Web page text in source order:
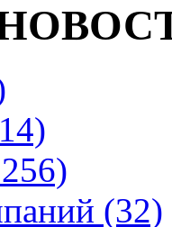
(32)